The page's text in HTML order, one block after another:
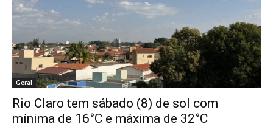
Geral
Rio Claro tem sábado (8) de sol com
mínima de 16°C e máxima de 32°C